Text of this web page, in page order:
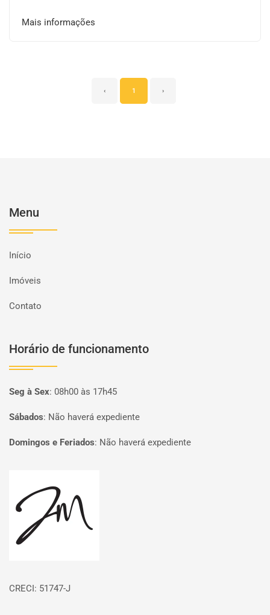
Mais informações
‹ 1 ›
Menu
Início
Imóveis
Contato
Horário de funcionamento
Seg à Sex: 08h00 às 17h45
Sábados: Não haverá expediente
Domingos e Feriados: Não haverá expediente
CRECI: 51747-J